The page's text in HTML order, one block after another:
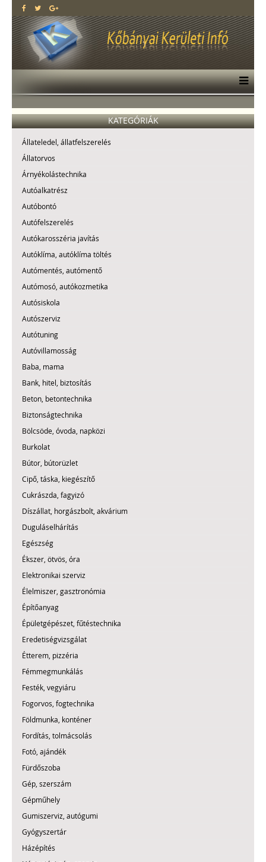
KATEGÓRIÁK
Állateledel, állatfelszerelés
Állatorvos
Árnyékolástechnika
Autóalkatrész
Autóbontó
Autófelszerelés
Autókarosszéria javítás
Autóklíma, autóklíma töltés
Autómentés, autómentő
Autómosó, autókozmetika
Autósiskola
Autószerviz
Autótuning
Autóvillamosság
Baba, mama
Bank, hitel, biztosítás
Beton, betontechnika
Biztonságtechnika
Bölcsöde, óvoda, napközi
Burkolat
Bútor, bútorüzlet
Cipő, táska, kiegészítő
Cukrászda, fagyizó
Díszállat, horgászbolt, akvárium
Duguláselhárítás
Egészség
Ékszer, ötvös, óra
Elektronikai szerviz
Élelmiszer, gasztronómia
Építőanyag
Épületgépészet, fűtéstechnika
Eredetiségvizsgálat
Étterem, pizzéria
Fémmegmunkálás
Festék, vegyiáru
Fogorvos, fogtechnika
Földmunka, konténer
Fordítás, tolmácsolás
Fotó, ajándék
Fürdőszoba
Gép, szerszám
Gépműhely
Gumiszerviz, autógumi
Gyógyszertár
Házépítés